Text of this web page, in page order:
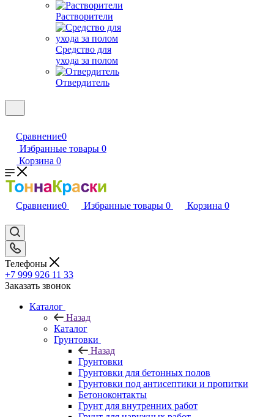
Растворители
Средство для
ухода за полом
Отвердитель
Сравнение0
Избранные товары 0
Корзина 0
Сравнение0 Избранные товары 0 Корзина 0
Телефоны
+7 999 926 11 33
Заказать звонок
Каталог
Назад
Каталог
Грунтовки
Назад
Грунтовки
Грунтовки для бетонных полов
Грунтовки под антисептики и пропитки
Бетоноконтакты
Грунт для внутренних работ